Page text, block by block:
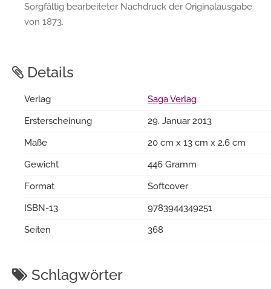
Sorgfältig bearbeiteter Nachdruck der Originalausgabe
von 1873.
Details
Verlag
Saga Verlag
Ersterscheinung
29. Januar 2013
Maße
20 cm x 13 cm x 2.6 cm
Gewicht
446 Gramm
Format
Softcover
ISBN-13
9783944349251
Seiten
368
Schlagwörter